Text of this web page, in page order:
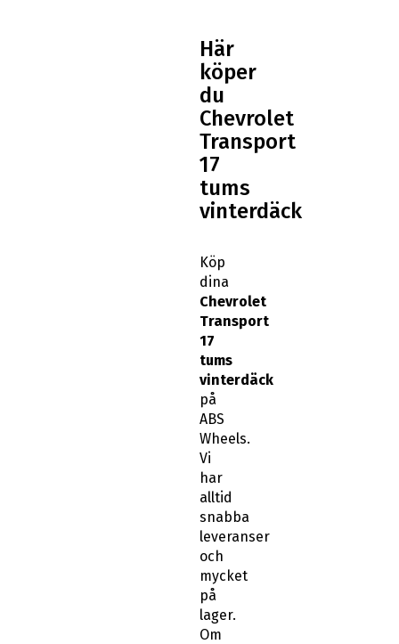
Här
köper
du
Chevrolet
Transport
17
tums
vinterdäck
Köp
dina
Chevrolet
Transport
17
tums
vinterdäck
på
ABS
Wheels.
Vi
har
alltid
snabba
leveranser
och
mycket
på
lager.
Om